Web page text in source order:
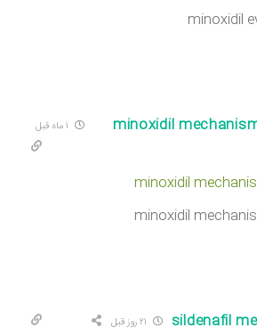
minoxidil
minoxidil
minoxidil
minoxidil
sildenafil